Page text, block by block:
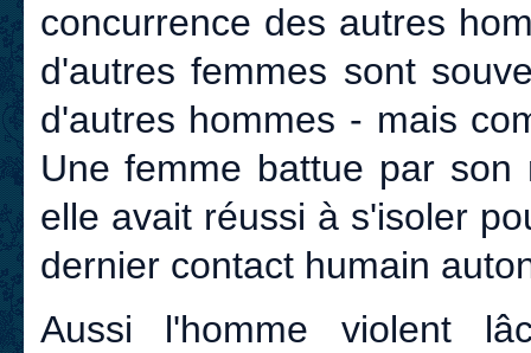
concurrence des autres
d'autres femmes sont
d'autres hommes - mais
Une femme battue par son
elle avait réussi à s'isoler
dernier contact humain
Aussi l'homme violent